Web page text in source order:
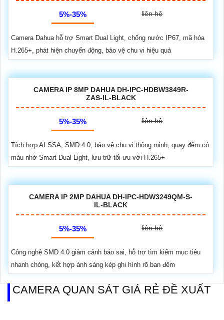
5%-35% liên hệ
Camera Dahua hỗ trợ Smart Dual Light, chống nước IP67, mã hóa
H.265+, phát hiện chuyển động, bảo vệ chu vi hiệu quả
CAMERA IP 8MP DAHUA DH-IPC-HDBW3849R-
ZAS-IL-BLACK
5%-35% liên hệ
Tích hợp AI SSA, SMD 4.0, bảo vệ chu vi thông minh, quay đêm có
màu nhờ Smart Dual Light, lưu trữ tối ưu với H.265+
CAMERA IP 2MP DAHUA DH-IPC-HDW3249QM-S-
IL-BLACK
5%-35% liên hệ
Công nghệ SMD 4.0 giảm cảnh báo sai, hỗ trợ tìm kiếm mục tiêu
nhanh chóng, kết hợp ánh sáng kép ghi hình rõ ban đêm
CAMERA QUAN SÁT GIÁ RẺ ĐỀ XUẤT